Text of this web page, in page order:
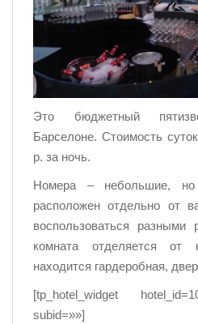
Это бюджетный
Барселоне. Стоимость
р. за ночь.
Номера – небольшие, но
расположен отдельно от
воспользоваться
комната отделяется от
находится гардеробная,
[tp_hotel_widget
subid=»»]